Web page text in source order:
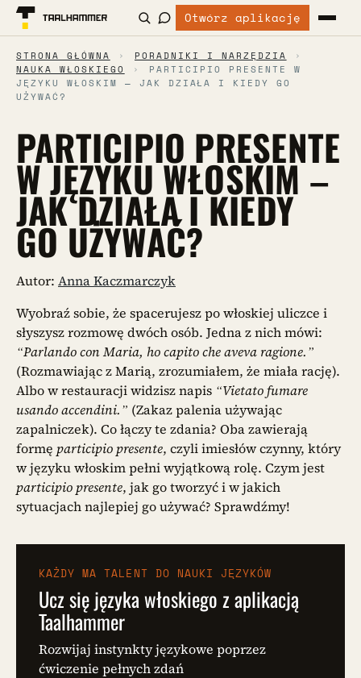
Otwórz aplikację
STRONA GŁÓWNA › PORADNIKI I NARZĘDZIA
›
NAUKA WŁOSKIEGO
›
PARTICIPIO PRESENTE W
JĘZYKU WŁOSKIM – JAK DZIAŁA I KIEDY GO
UŻYWAĆ?
PARTICIPIO PRESENTE
W JĘZYKU WŁOSKIM –
JAK DZIAŁA I KIEDY
GO UŻYWAĆ?
Autor: Anna Kaczmarczyk
Wyobraź sobie, że spacerujesz po włoskiej uliczce i
słyszysz rozmowę dwóch osób. Jedna z nich mówi:
“Parlando con Maria, ho capito che aveva ragione.”
(Rozmawiając z Marią, zrozumiałem, że miała rację).
Albo w restauracji widzisz napis “Vietato fumare
usando accendini.” (Zakaz palenia używając
zapalniczek). Co łączy te zdania? Oba zawierają
formę participio presente, czyli imiesłów czynny, który
w języku włoskim pełni wyjątkową rolę. Czym jest
participio presente, jak go tworzyć i w jakich
sytuacjach najlepiej go używać? Sprawdźmy!
KAŻDY MA TALENT DO NAUKI JĘZYKÓW
Ucz się języka włoskiego z aplikacją
Taalhammer
Rozwijaj instynkty językowe poprzez
ćwiczenie pełnych zdań